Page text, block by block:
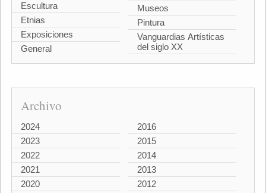
Escultura
Etnias
Exposiciones
General
Museos
Pintura
Vanguardias Artísticas
del siglo XX
Archivo
2024
2023
2022
2021
2020
2016
2015
2014
2013
2012